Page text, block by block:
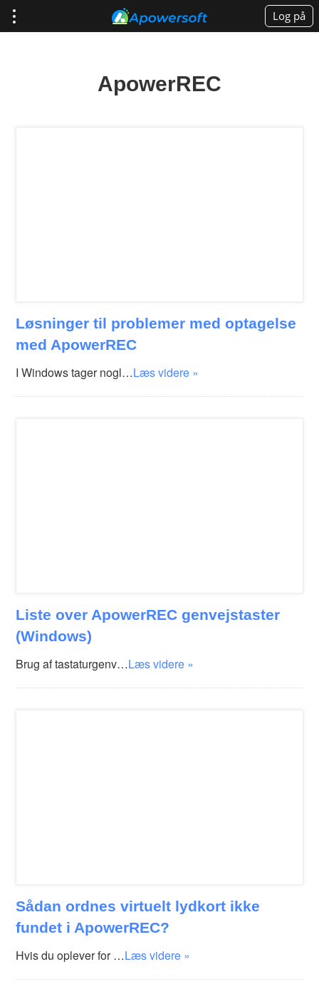
Log på
ApowerREC
Løsninger til problemer med optagelse
med ApowerREC
I Windows tager nogl…Læs videre »
Liste over ApowerREC genvejstaster
(Windows)
Brug af tastaturgenv…Læs videre »
Sådan ordnes virtuelt lydkort ikke
fundet i ApowerREC?
Hvis du oplever for …Læs videre »